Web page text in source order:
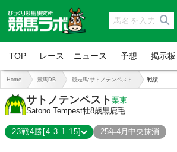
TOP レース ニュース 予想 掲示板
Home 競馬DB 競走馬:サトノテンペスト 戦績
サトノテンペスト 栗東
Satono Tempest牡8歳黒鹿毛
23戦4勝[4-3-1-15]
25年4月中央抹消